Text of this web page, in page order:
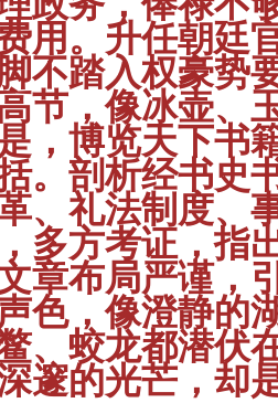
用。升任朝廷
不踏入权豪势
节，像冰壶、
，博览天下书
。剖析经书史
、礼法制度、
多方考证，指
章布局严谨，
色，像澄静的
、蛟龙都潜伏
邃的光芒，却